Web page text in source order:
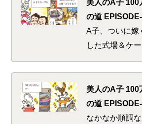
ンチが襲い来る
子は無事に挙
けることがで
美人のA子 100
の道
A子、ついに嫁
した式場＆ケ
＆ドレス…。
く間に進み、
品によってリ
される。
美人のA子 100
の道
なかなか順調